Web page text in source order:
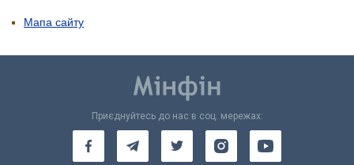
Мапа сайту
Приєднуйтесь до нас в соц. мережах: